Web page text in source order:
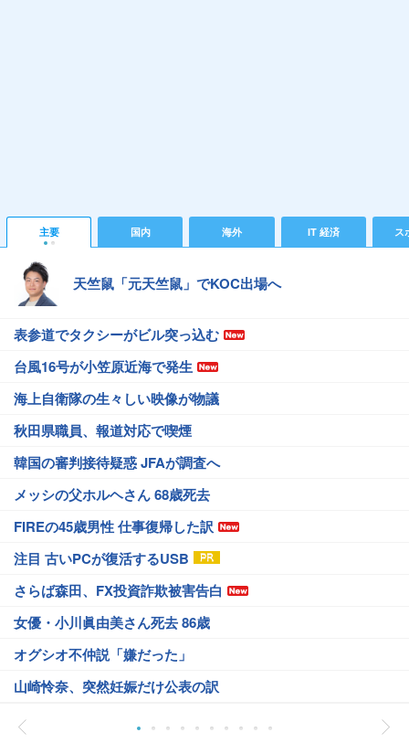
主要 国内 海外 IT 経済 ス
天竺鼠「元天竺鼠」でKOC出場へ
表参道でタクシーがビル突っ込む
台風16号が小笠原近海で発生
海上自衛隊の生々しい映像が物議
秋田県職員、報道対応で喫煙
韓国の審判接待疑惑 JFAが調査へ
メッシの父ホルヘさん 68歳死去
FIREの45歳男性 仕事復帰した訳
注目 古いPCが復活するUSB
さらば森田、FX投資詐欺被害告白
女優・小川眞由美さん死去 86歳
オグシオ不仲説「嫌だった」
山崎怜奈、突然妊娠だけ公表の訳